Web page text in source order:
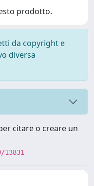
prodotto.
da copyright e
diversa
citare o creare un